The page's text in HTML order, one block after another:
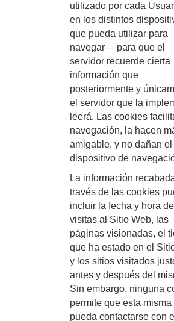
utilizado por cada
en los distintos
que pueda utilizar para
navegar— para que el
servidor recuerde cierta
información que
posteriormente y
el servidor que la
leerá. Las cookies
navegación, la hacen
amigable, y no dañan el
dispositivo de
La información
través de las cookies
incluir la fecha y hora de
visitas al Sitio Web, las
páginas visionadas, el
que ha estado en el
y los sitios visitados
antes y después del
Sin embargo, ninguna
permite que esta misma
pueda contactarse con el